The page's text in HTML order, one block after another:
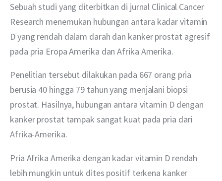
Sebuah studi yang diterbitkan di jurnal Clinical Cancer
Research menemukan hubungan antara kadar vitamin
D yang rendah dalam darah dan kanker prostat agresif
pada pria Eropa Amerika dan Afrika Amerika.
Penelitian tersebut dilakukan pada 667 orang pria
berusia 40 hingga 79 tahun yang menjalani biopsi
prostat. Hasilnya, hubungan antara vitamin D dengan
kanker prostat tampak sangat kuat pada pria dari
Afrika-Amerika.
Pria Afrika Amerika dengan kadar vitamin D rendah
lebih mungkin untuk dites positif terkena kanker